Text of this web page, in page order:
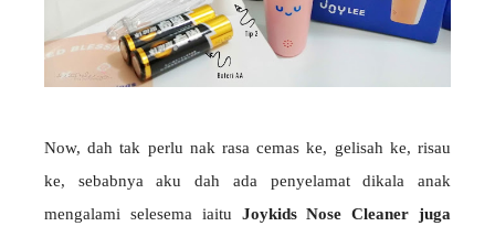
Now, dah tak perlu nak rasa cemas ke, gelisah ke, risau
ke, sebabnya aku dah ada penyelamat dikala anak
mengalami selesema iaitu Joykids Nose Cleaner juga